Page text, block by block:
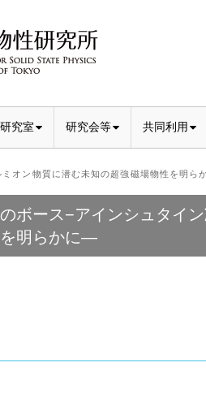
研究室 研究会等 共同利用
ン物質に潜む未知の超強磁場物性を明ら
ボース−アインシュタ
明らかに―